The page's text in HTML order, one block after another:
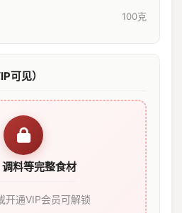
100克
可见）
料等完整食材
开通VIP会员可解锁